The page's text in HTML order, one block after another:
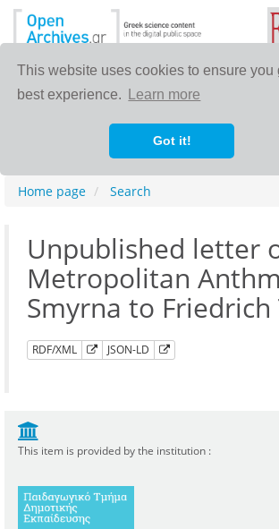
This website uses cookies to ensure you
best experience.
Learn more
Got it!
Home page Search
Unpublished letter
Metropolitan
Smyrna to Friedrich
RDF/XML JSON-LD
This item is provided by the institution :